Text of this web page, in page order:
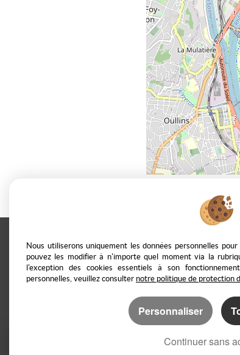
Casarèse 266 C Route du
Nous utiliserons uniquement les données personnelles
pouvez les modifier à n'importe quel moment via la
l'exception des cookies essentiels à son
personnelles, veuillez consulter notre politique de protection
Personnaliser
Continuer sans